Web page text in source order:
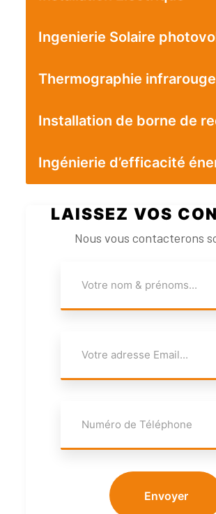
Ingenierie Solaire
Thermographie infrarouge
Installation de borne de
Ingénierie d’efficacité
LAISSEZ VOS
Nous vous contacterons
Envoyer